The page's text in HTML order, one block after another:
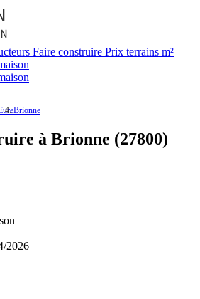
Faire construire Prix terrains m²
Brionne
à Brionne (27800)
2026